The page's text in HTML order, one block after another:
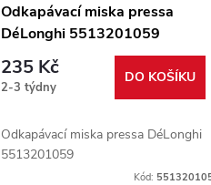
Odkapávací miska pressa
DéLonghi 5513201059
235 Kč
2-3 týdny
DO KOŠÍKU
Odkapávací miska pressa DéLonghi
5513201059
Kód: